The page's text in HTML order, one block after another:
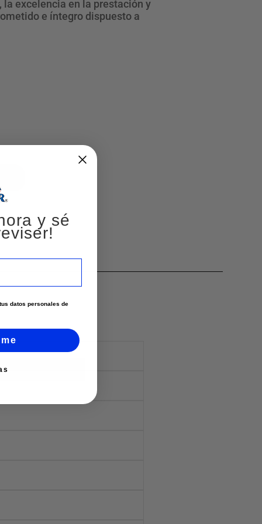
excelencia en la prestación y
e íntegro dispuesto a
y sé
datos personales de